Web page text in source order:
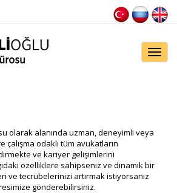
olarak alanında uzman, deneyimli veya
odaklı tüm avukatların
ve kariyer gelişimlerini
özelliklere sahipseniz ve dinamik bir
ve tecrübelerinizi artırmak istiyorsanız
gönderebilirsiniz.